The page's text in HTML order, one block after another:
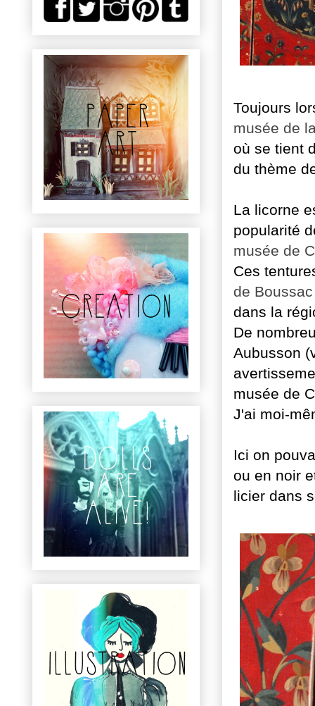
Toujours
musée de
où se tient
du thème
La licorne
popularité
musée de
Ces
de Boussac
dans la
De
Aubusson
musée de
J'ai moi-
Ici on
ou en noir
licier dans